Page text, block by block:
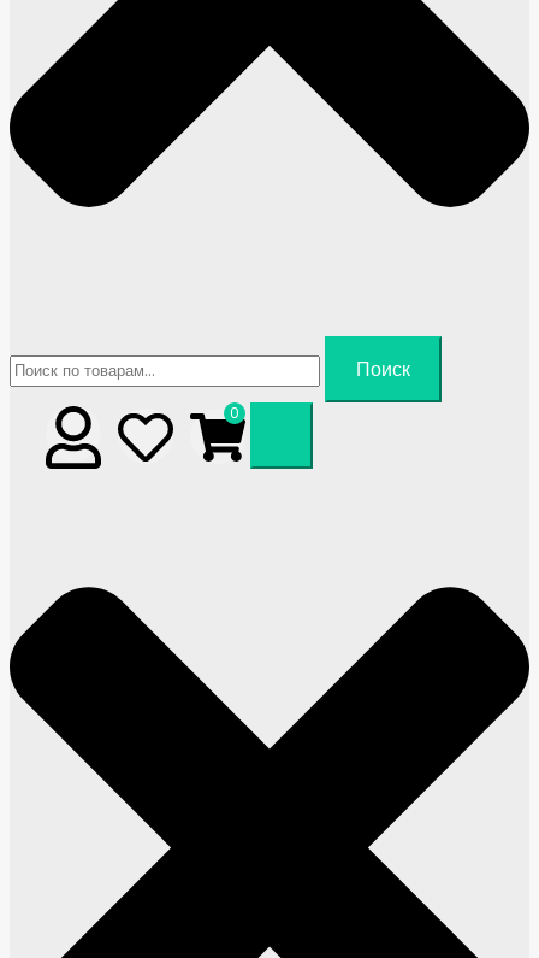
Искать:
Поиск
0